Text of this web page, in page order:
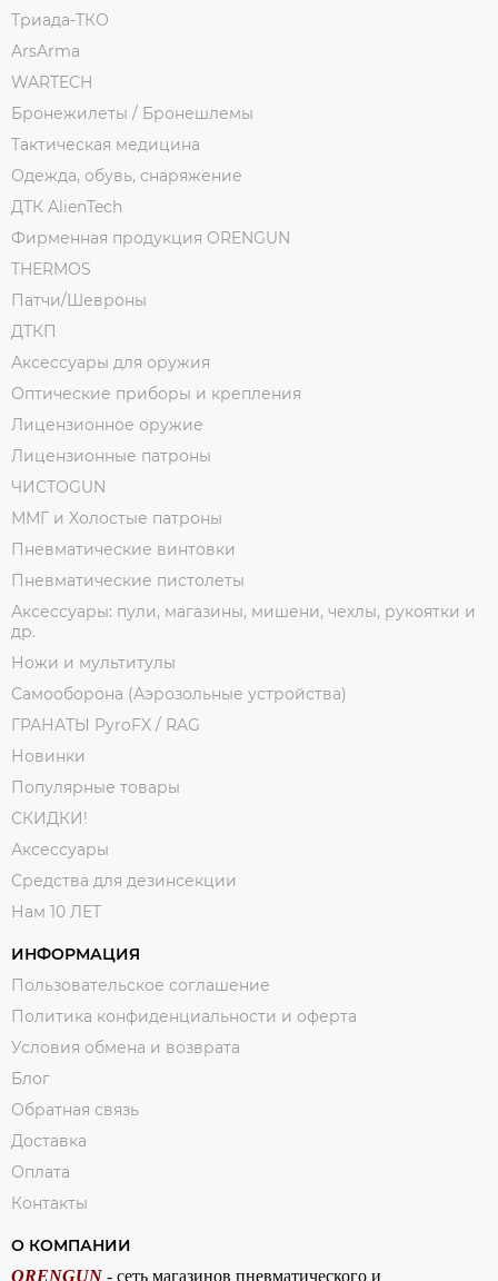
Триада-ТКО
ArsArma
WARTECH
Бронежилеты / Бронешлемы
Тактическая медицина
Одежда, обувь, снаряжение
ДТК AlienTech
Фирменная продукция ORENGUN
THERMOS
Патчи/Шевроны
ДТКП
Аксессуары для оружия
Оптические приборы и крепления
Лицензионное оружие
Лицензионные патроны
ЧИСТОGUN
ММГ и Холостые патроны
Пневматические винтовки
Пневматические пистолеты
Аксессуары: пули, магазины, мишени, чехлы, рукоятки и
др.
Ножи и мультитулы
Самооборона (Аэрозольные устройства)
ГРАНАТЫ PyroFX / RAG
Новинки
Популярные товары
СКИДКИ!
Аксессуары
Средства для дезинсекции
Нам 10 ЛЕТ
ИНФОРМАЦИЯ
Пользовательское соглашение
Политика конфиденциальности и оферта
Условия обмена и возврата
Блог
Обратная связь
Доставка
Оплата
Контакты
О КОМПАНИИ
ORENGUN - сеть магазинов пневматического и